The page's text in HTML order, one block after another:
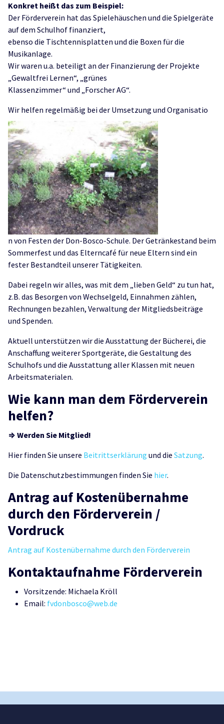
Konkret heißt das zum Beispiel:
Der Förderverein hat das Spielehäuschen und die Spielgeräte
auf dem Schulhof finanziert,
ebenso die Tischtennisplatten und die Boxen für die
Musikanlage.
Wir waren u.a. beteiligt an der Finanzierung der Projekte
„Gewaltfrei Lernen“, „grünes
Klassenzimmer“ und „Forscher AG“.
Wir helfen regelmäßig bei der Umsetzung und Organisatio
n von Festen der Don-Bosco-Schule. Der Getränkestand beim
Sommerfest und das Elterncafé für neue Eltern sind ein
fester Bestandteil unserer Tätigkeiten.
Dabei regeln wir alles, was mit dem „lieben Geld“ zu tun hat,
z.B. das Besorgen von Wechselgeld, Einnahmen zählen,
Rechnungen bezahlen, Verwaltung der Mitgliedsbeiträge
und Spenden.
Aktuell unterstützen wir die Ausstattung der Bücherei, die
Anschaffung weiterer Sportgeräte, die Gestaltung des
Schulhofs und die Ausstattung aller Klassen mit neuen
Arbeitsmaterialen.
Wie kann man dem Förderverein
helfen?
⇒ Werden Sie Mitglied!
Hier finden Sie unsere Beitrittserklärung und die Satzung.
Die Datenschutzbestimmungen finden Sie hier.
Antrag auf Kostenübernahme
durch den Förderverein /
Vordruck
Antrag auf Kostenübernahme durch den Förderverein
Kontaktaufnahme Förderverein
Vorsitzende: Michaela Kröll
Email: fvdonbosco@web.de